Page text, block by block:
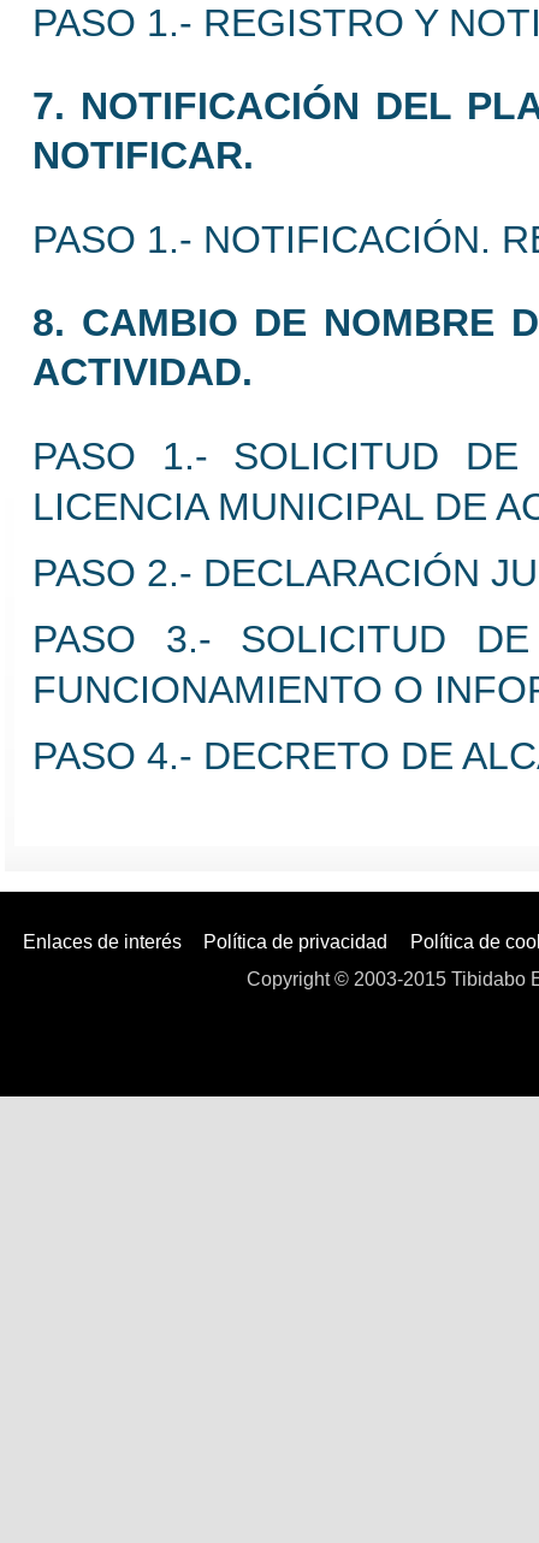
PASO 1.- REGISTRO Y
7. NOTIFICACIÓN DEL
NOTIFICAR.
PASO 1.- NOTIFICACIÓN.
8. CAMBIO DE NOMBRE
ACTIVIDAD.
PASO 1.- SOLICITUD
LICENCIA MUNICIPAL DE
PASO 2.- DECLARACIÓN
PASO 3.- SOLICITUD
FUNCIONAMIENTO O
PASO 4.- DECRETO DE
Enlaces de interés Política de privacidad
Política de
Copyright © 2003-2015 Tibidabo